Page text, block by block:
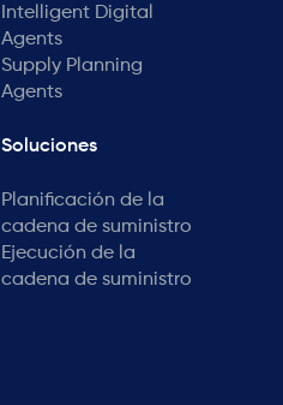
Intelligent Digital
Agents
Supply Planning
Agents
Soluciones
Planificación de la
cadena de suministro
Ejecución de la
cadena de suministro